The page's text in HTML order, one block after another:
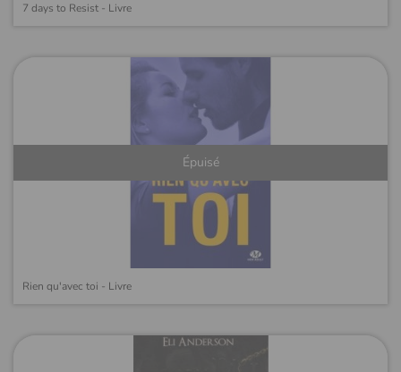
7 days to Resist - Livre
Épuisé
Rien qu'avec toi - Livre